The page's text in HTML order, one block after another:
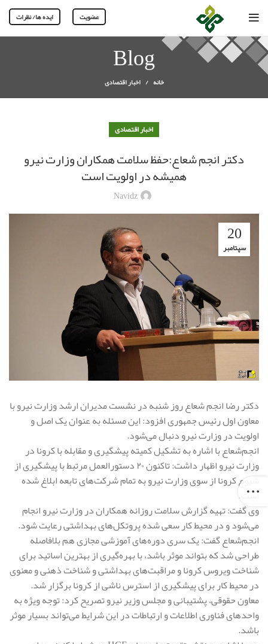
عضویت ایده ها/ نظرات
Blog
خانه اخبار اقتصادی
اخبار اقتصادی
دکتر انجم شعاع:حفظ سلامت همکاران وزارت نیرو
همیشه در اولویت است
Navidz
20
سپتامبر
دکتر رضا انجم شعاع روز شنبه در نشست مدیران ارشد وزارت نیرو با
معاون اول رئیس جمهوری افزود: این مسئله به عنوان یک اصل و
اولویت در وزارت نیرو دنبال می‌شود.
انجم‌شعاع با اشاره به تشکیل کمیته پیشگیری و مقابله با کرونا در
وزارت نیرو اظهار داشت: تاکنون ۲۰ دستورالعمل مرتبط با پیشگیری از
شیوع کرونا از سوی وزارت نیرو به تمام شرکت‌های تابعه ابلاغ شده
است.
وی گفت: تهیه گزارش سلامت روزانه همکاران در وزارت نیرو انجام
می‌شود و در محیط کار سعی شده پروتکل‌های بهداشتی رعایت شود.
انجم‌شعاع گفت: یک سری دوره‌های آموزشی مجازی هم بلافاصله
طراحی شد که بتواند موثر باشد، با بهره‌گیری از بهترین اساتید برای
شناخت ویروس کرونا و مراقبت‌های بهداشتی و شناخت ذهنی و معنوی
در محیط کار برای پیشگیری از استرس ناشی از کرونا برگزار شد.
معاون حقوقی، پشتیبانی و مجلس وزیر نیرو تصریح کرد: توجه ویژه به
واحد‌های فناوری اطلاعات و ارتباطات در این شرایط می‌تواند بسیار موثر
باشد.